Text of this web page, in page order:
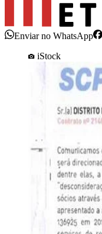
Enviar no WhatsApp
iStock